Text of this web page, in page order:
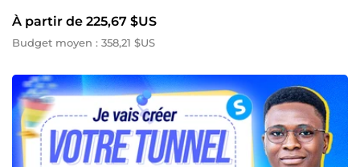
À partir de 225,67 $US
Budget moyen : 358,21 $US